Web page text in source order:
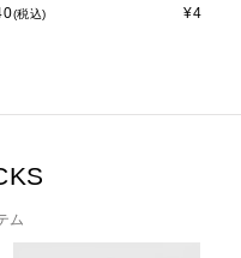
(税込)
¥4,950
ム